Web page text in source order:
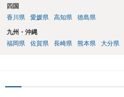
四国
香川県
愛媛県 高知県 徳島県
九州・沖縄
福岡県
佐賀県 長崎県 熊本県 大分県